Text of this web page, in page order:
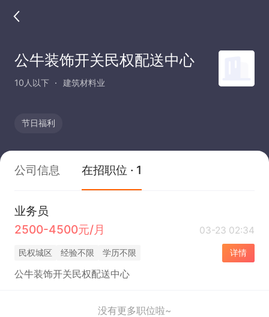
公牛装饰开关民权配送中心
10人以下 建筑材料业
节日福利
公司信息 在招职位 · 1
业务员
2500-4500元/月
03-23 02:34
民权城区 经验不限 学历不限 详情
公牛装饰开关民权配送中心
没有更多职位啦~